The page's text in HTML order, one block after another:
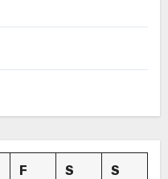
F S S